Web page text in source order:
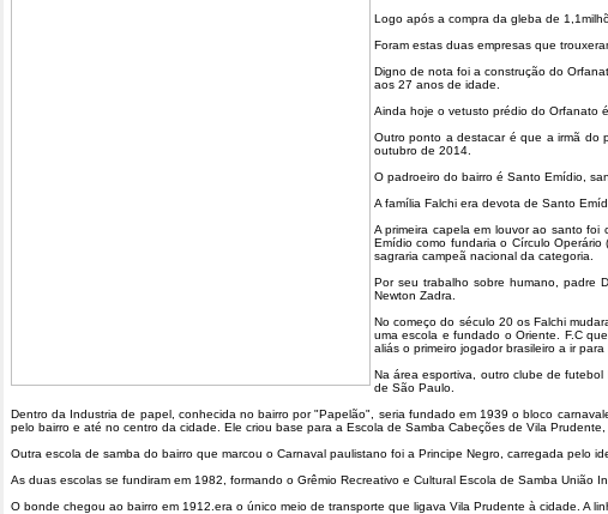
Logo após a compra da gleba de
Foram estas duas empresas que
Digno de nota foi a construção do
aos 27 anos de idade.
Ainda hoje o vetusto prédio do Orfanato
Outro ponto a destacar é que a irmã do
outubro de 2014.
O padroeiro do bairro é Santo Emídio,
A família Falchi era devota de Santo
A primeira capela em louvor ao santo
Emídio como fundaria o Círculo
sagraria campeã nacional da categoria.
Por seu trabalho sobre humano, padre
Newton Zadra.
No começo do século 20 os Falchi
uma escola e fundado o Oriente. F.C
aliás o primeiro jogador brasileiro a ir
Na área esportiva, outro clube de
de São Paulo.
Dentro da Industria de papel, conhecida no bairro por "Papelão", seria fundado em 1939 o bloco
pelo bairro e até no centro da cidade. Ele criou base para a Escola de Samba Cabeções de Vila
Outra escola de samba do bairro que marcou o Carnaval paulistano foi a Principe Negro, carregada pelo
As duas escolas se fundiram em 1982, formando o Grêmio Recreativo e Cultural Escola de Samba União
O bonde chegou ao bairro em 1912.era o único meio de transporte que ligava Vila Prudente à cidade. A